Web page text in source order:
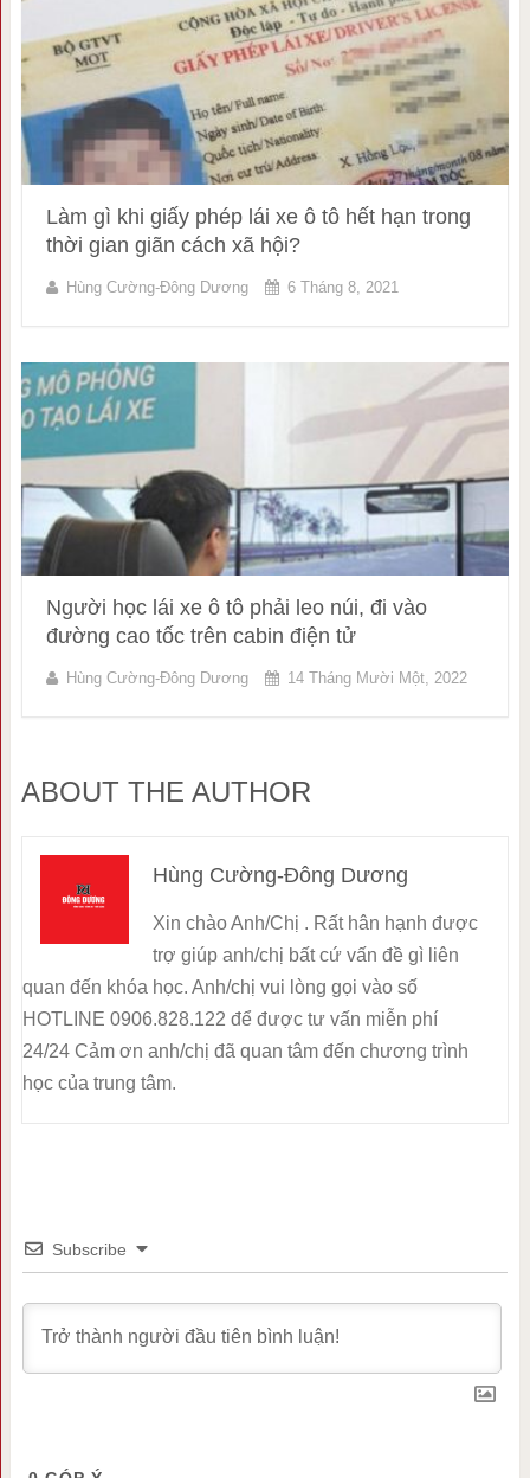
Làm gì khi giấy phép lái xe ô tô hết hạn trong
thời gian giãn cách xã hội?
Hùng Cường-Đông Dương 6 Tháng 8, 2021
Người học lái xe ô tô phải leo núi, đi vào
đường cao tốc trên cabin điện tử
Hùng Cường-Đông Dương 14 Tháng Mười Một, 2022
ABOUT THE AUTHOR
Hùng Cường-Đông Dương
Xin chào Anh/Chị . Rất hân hạnh được
trợ giúp anh/chị bất cứ vấn đề gì liên
quan đến khóa học. Anh/chị vui lòng gọi vào số
HOTLINE 0906.828.122 để được tư vấn miễn phí
24/24 Cảm ơn anh/chị đã quan tâm đến chương trình
học của trung tâm.
Subscribe